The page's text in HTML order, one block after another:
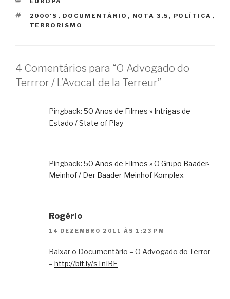
TAGS
2000'S , DOCUMENTÁRIO , NOTA 3.5 , POLÍTICA ,
TERRORISMO
4 Comentários para “O Advogado do
Terrror / L’Avocat de la Terreur”
Pingback: 50 Anos de Filmes » Intrigas de
Estado / State of Play
Pingback: 50 Anos de Filmes » O Grupo Baader-
Meinhof / Der Baader-Meinhof Komplex
Rogério
14 DEZEMBRO 2011 ÀS 1:23 PM
Baixar o Documentário – O Advogado do Terror
– http://bit.ly/sTnIBE